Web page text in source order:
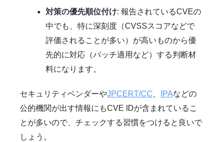
対策の優先順位付け: 報告されているCVEの
中でも、特に深刻度（CVSSスコアなどで
評価されることが多い）が高いものから優
先的に対応（パッチ適用など）する判断材
料になります。
セキュリティベンダーやJPCERT/CC IPAなどの
公的機関が出す情報にもCVE IDが含まれているこ
とが多いので、チェックする習慣をつけると良いで
しょう。